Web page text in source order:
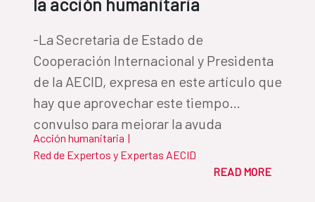
la acción humanitaria
-La Secretaria de Estado de
Cooperación Internacional y Presidenta
de la AECID, expresa en este artículo que
hay que aprovechar este tiempo
convulso para mejorar la ayuda
humanitaria, algo que solo será posible
con el apoyo decidido a la labor de los
Acción humanitaria |
Red de Expertos y Expertas AECID
READ MORE